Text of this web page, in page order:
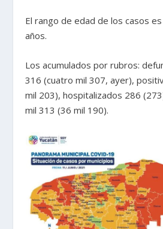
El rango de edad de los casos
años.
Los acumulados por rubros:
316 (cuatro mil 307, ayer),
mil 203), hospitalizados 286
mil 313 (36 mil 190).